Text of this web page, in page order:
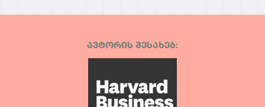
ავტორის შესახებ: